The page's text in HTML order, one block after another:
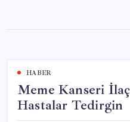
content
HABER
Meme Kanseri
Hastalar Tedirgin